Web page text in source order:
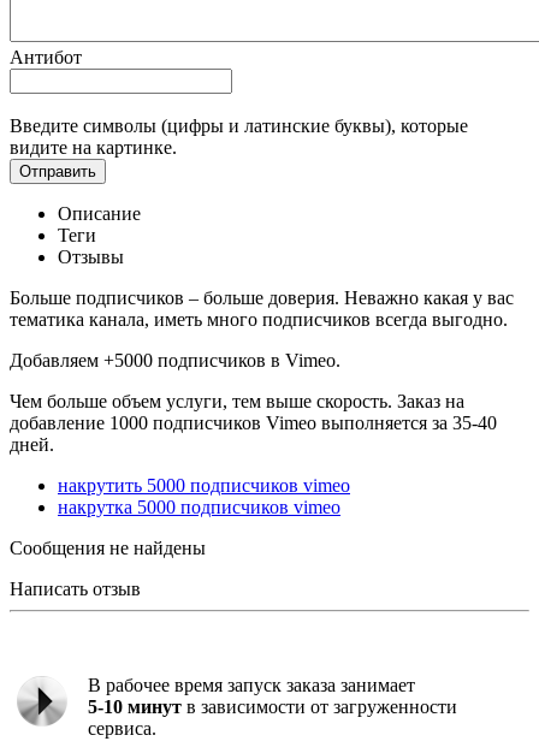
Антибот
Введите символы (цифры и латинские буквы), которые
видите на картинке.
Отправить
Описание
Теги
Отзывы
Больше подписчиков – больше доверия. Неважно какая у вас
тематика канала, иметь много подписчиков всегда выгодно.
Добавляем +5000 подписчиков в Vimeo.
Чем больше объем услуги, тем выше скорость. Заказ на
добавление 1000 подписчиков Vimeo выполняется за 35-40
дней.
накрутить 5000 подписчиков vimeo
накрутка 5000 подписчиков vimeo
Сообщения не найдены
Написать отзыв
В рабочее время запуск заказа занимает
5-10 минут в зависимости от загруженности
сервиса.